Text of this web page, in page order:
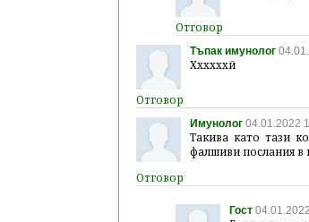
Тъпак имунолог
Ххххххй
Имунолог 04.01.2022
Такива като тази
фалшиви послания в
Гост